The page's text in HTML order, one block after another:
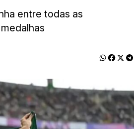
entre todas as